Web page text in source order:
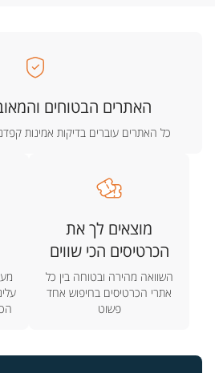
האתרים הבטוחים
כל האתרים עוברים בדיקות אמינות
מוצאים לך את
הכרטיסים הכי שווים
השוואה מהירה ובטוחה בין כל
אתרי הכרטיסים בחיפוש אחד
פשוט